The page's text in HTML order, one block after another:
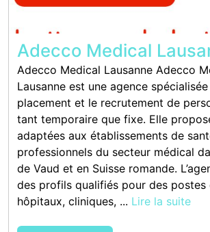
Adecco Medical
Adecco Medical Lausanne Adecco
Lausanne est une agence
placement et le recrutement de
tant temporaire que fixe. Elle
adaptées aux établissements de
professionnels du secteur médical
de Vaud et en Suisse romande.
des profils qualifiés pour des postes
hôpitaux, cliniques, ... Lire la suite